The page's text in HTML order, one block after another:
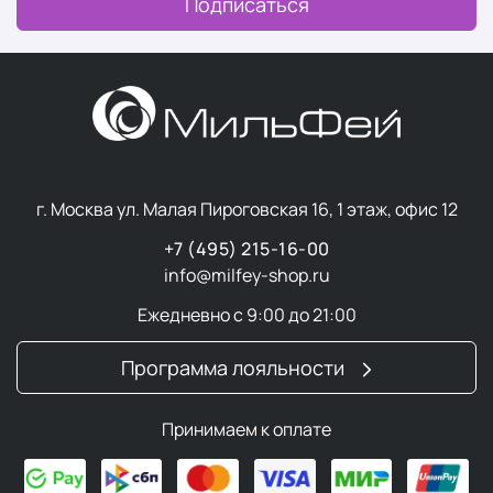
экологичной упаковке.
Полезные свойства экстракта
бамбука: мощный антиоксидант
Чистый экстракт бамбукаявляется
средством в странах Восточной Азии. Его
ценность подтверждена современными
исследованиями, которые выявили сильные
антиоксидантные свойства — он эффективно
нейтрализует реактивные формы кислорода
(свободные радикалы) и активирует
защищая её от повреждений.
Кроме того, BCL демонстрирует
г. Москва ул. Малая Пироговская 16, 1 этаж, офис 12
+7 (495) 215-16-00
info@milfey-shop.ru
Ежедневно с 9:00 до 21:00
Программа лояльности
Принимаем к оплате